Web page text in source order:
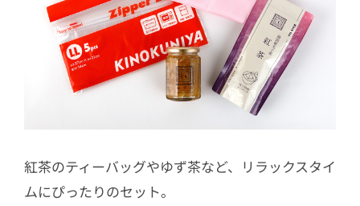
紅茶のティーバッグやゆず茶など、リラックスタイ
ムにぴったりのセット。